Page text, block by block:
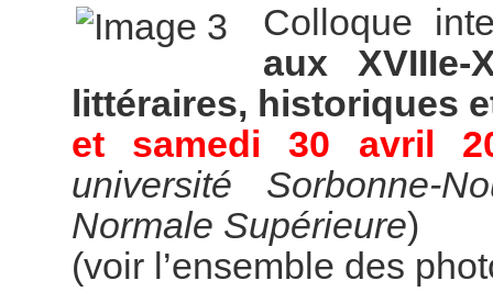
Colloque
aux
littéraires, historiques
et samedi 30 avril
université
Normale Supérieure)
(voir l’ensemble des